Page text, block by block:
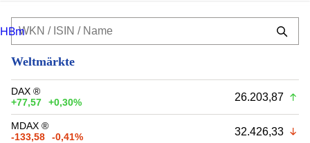
Weltmärkte
DAX ®
+77,57
+0,30% 26.203,87
MDAX ®
-133,58
-0,41% 32.426,33
HBm